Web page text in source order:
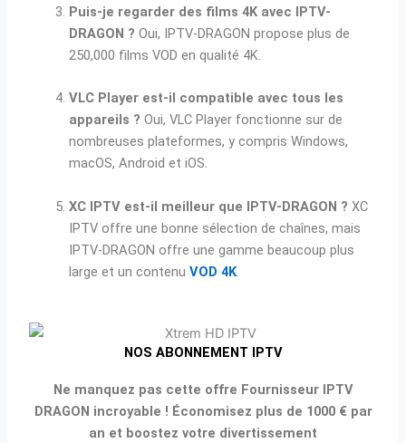
Puis-je regarder des films 4K avec IPTV-
DRAGON ? Oui, IPTV-DRAGON propose plus de
250,000 films VOD en qualité 4K.
VLC Player est-il compatible avec tous les
appareils ? Oui, VLC Player fonctionne sur de
nombreuses plateformes, y compris Windows,
macOS, Android et iOS.
XC IPTV est-il meilleur que IPTV-DRAGON ? XC
IPTV offre une bonne sélection de chaînes, mais
IPTV-DRAGON offre une gamme beaucoup plus
large et un contenu VOD 4K.
NOS ABONNEMENT IPTV
Ne manquez pas cette offre Fournisseur IPTV
DRAGON incroyable ! Économisez plus de 1000 € par
an et boostez votre divertissement